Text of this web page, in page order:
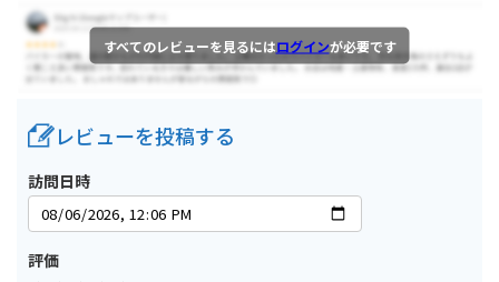
すべてのレビューを見るにはログインが必要です
レビューを投稿する
訪問日時
評価